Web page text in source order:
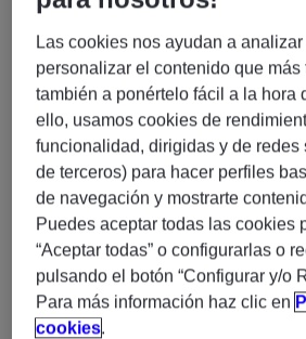
Experiencia previa en
entornos web (Java, CRM,
etc.).
Experiencia en toma de
técnicas, toma de requisitos,
gestión de proyectos
Te encargarás de:
Gestión integral de proyectos
desde su inicio hasta su
como responsable
Toma de requisitos con las
Las cookies nos ayudan a
personalizar el contenido que más
también a ponértelo fácil a la hora
ello, usamos cookies de
funcionalidad, dirigidas y de redes
de terceros) para hacer perfiles
de navegación y mostrarte
Puedes aceptar todas las cookies
“Aceptar todas” o configurarlas o
pulsando el botón “Configurar y/o
Para más información haz clic en
cookies.